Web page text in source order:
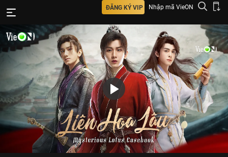
ĐĂNG KÝ VIP Nhập mã VieON